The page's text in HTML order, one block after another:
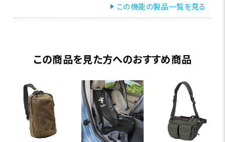
クスフットウェーダー
商品ページへ
シームウェー
商品ページへ
価格（税別） ¥45,000 ¥68,000
この機能の製品一覧を見る
この商品を見た方へのおすすめ商品